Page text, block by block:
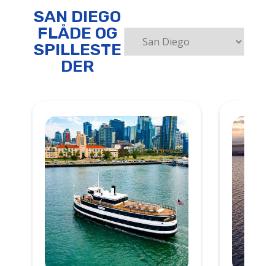
SAN DIEGO
FLÅDE OG
SPILLESTE
DER